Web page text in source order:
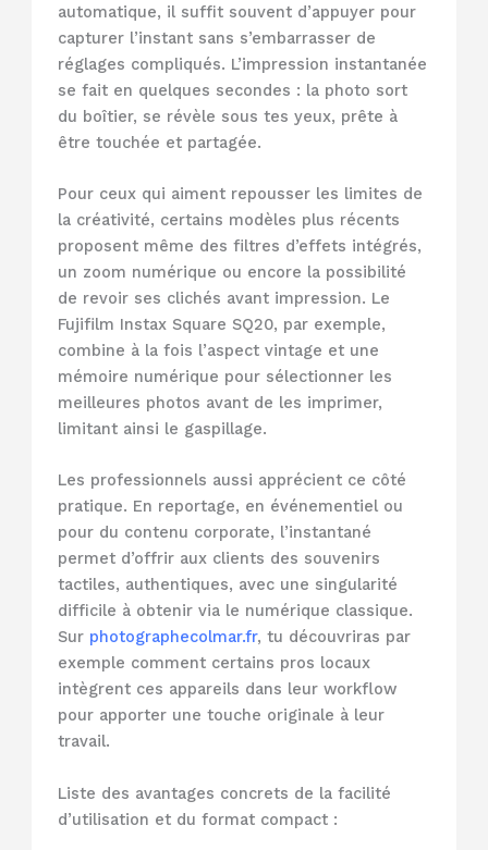
automatique, il suffit souvent d’appuyer pour
capturer l’instant sans s’embarrasser de
réglages compliqués. L’impression instantanée
se fait en quelques secondes : la photo sort
du boîtier, se révèle sous tes yeux, prête à
être touchée et partagée.
Pour ceux qui aiment repousser les limites de
la créativité, certains modèles plus récents
proposent même des filtres d’effets intégrés,
un zoom numérique ou encore la possibilité
de revoir ses clichés avant impression. Le
Fujifilm Instax Square SQ20, par exemple,
combine à la fois l’aspect vintage et une
mémoire numérique pour sélectionner les
meilleures photos avant de les imprimer,
limitant ainsi le gaspillage.
Les professionnels aussi apprécient ce côté
pratique. En reportage, en événementiel ou
pour du contenu corporate, l’instantané
permet d’offrir aux clients des souvenirs
tactiles, authentiques, avec une singularité
difficile à obtenir via le numérique classique.
Sur photographecolmar.fr, tu découvriras par
exemple comment certains pros locaux
intègrent ces appareils dans leur workflow
pour apporter une touche originale à leur
travail.
Liste des avantages concrets de la facilité
d’utilisation et du format compact :